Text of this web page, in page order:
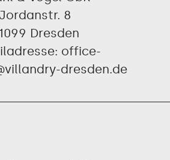
8
Dresden
office-
dresden.de